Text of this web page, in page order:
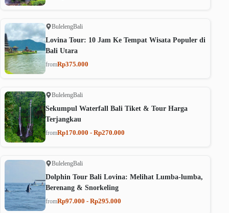
BulelengBali
Lovina Tour: 10 Jam Ke Tempat Wisata Populer di
Bali Utara
fromRp375.000
BulelengBali
Sekumpul Waterfall Bali Tiket & Tour Harga
Terjangkau
fromRp170.000 - Rp270.000
BulelengBali
Dolphin Tour Bali Lovina: Melihat Lumba-lumba,
Berenang & Snorkeling
fromRp97.000 - Rp295.000